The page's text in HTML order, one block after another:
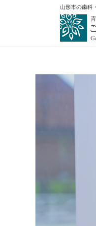
山形市の歯科